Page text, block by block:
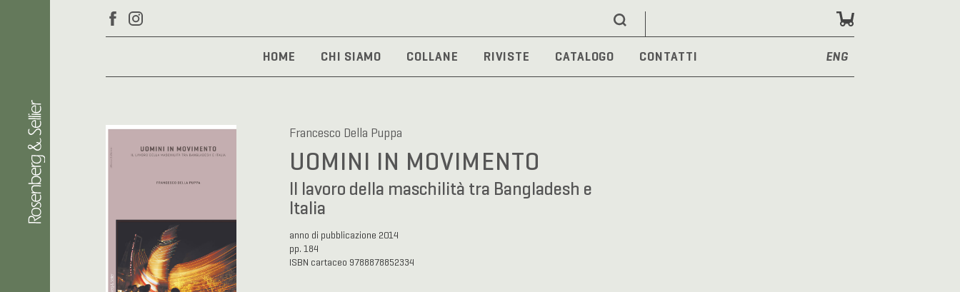
HOME CHI SIAMO COLLANE RIVISTE CATALOGO CONTATTI ENG
Francesco Della Puppa
UOMINI IN MOVIMENTO
Il lavoro della maschilità tra Bangladesh e
Italia
anno di pubblicazione 2014
pp. 184
ISBN cartaceo 9788878852334